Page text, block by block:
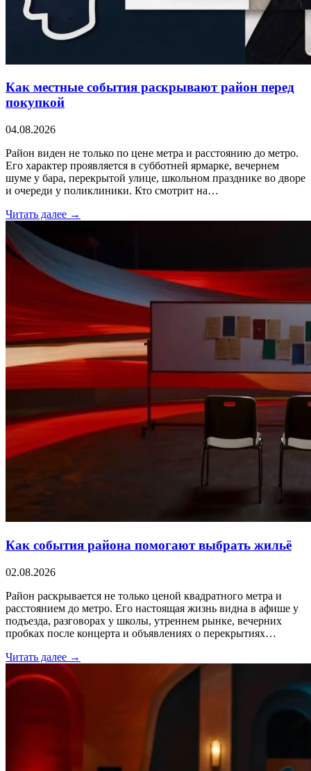
Как местные события раскрывают район перед
покупкой
04.08.2026
Район виден не только по цене метра и расстоянию до метро.
Его характер проявляется в субботней ярмарке, вечернем
шуме у бара, перекрытой улице, школьном празднике во дворе
и очереди у поликлиники. Кто смотрит на…
Читать далее →
Как события района помогают выбрать жильё
02.08.2026
Район раскрывается не только ценой квадратного метра и
расстоянием до метро. Его настоящая жизнь видна в афише у
подъезда, разговорах у школы, утреннем рынке, вечерних
пробках после концерта и объявлениях о перекрытиях…
Читать далее →